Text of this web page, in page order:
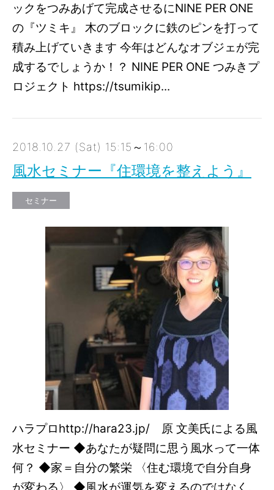
ックをつみあげて完成させるにNINE PER ONE
の『ツミキ』 木のブロックに鉄のピンを打って
積み上げていきます 今年はどんなオブジェが完
成するでしょうか！？ NINE PER ONE つみきプ
ロジェクト https://tsumikip...
2018.10.27 (Sat) 15:15～16:00
風水セミナー『住環境を整えよう』
セミナー
ハラプロhttp://hara23.jp/ 原 文美氏による風
水セミナー ◆あなたが疑問に思う風水って一体
何？ ◆家＝自分の繁栄 〈住む環境で自分自身
が変わる〉 ◆風水が運気を変えるのではなく、